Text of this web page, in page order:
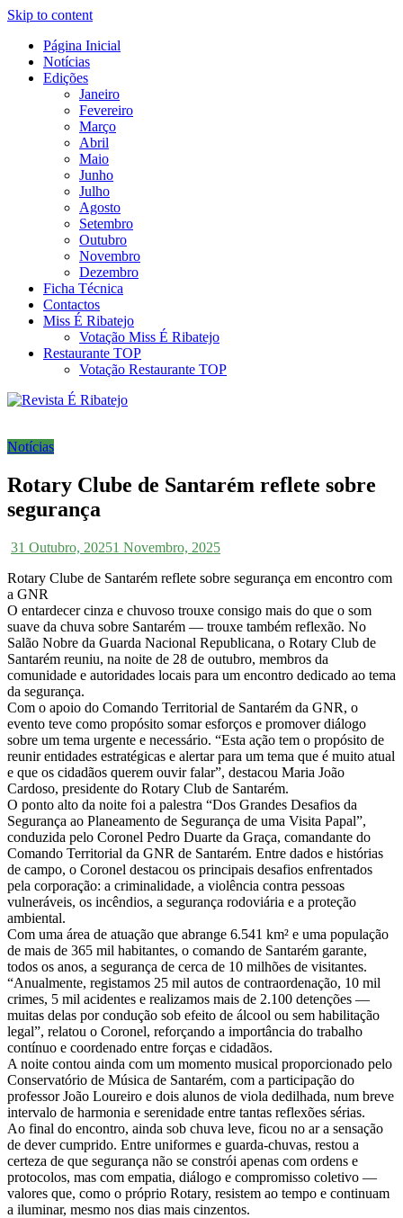
Skip to content
É Ribatejo – Revista Social
Online
Revista Social Online
Página Inicial
Notícias
Edições
Janeiro
Fevereiro
Março
Abril
Maio
Junho
Julho
Agosto
Setembro
Outubro
Novembro
Dezembro
Ficha Técnica
Contactos
Miss É Ribatejo
Votação Miss É Ribatejo
Restaurante TOP
Votação Restaurante TOP
Notícias
Rotary Clube de Santarém reflete sobre
segurança
31 Outubro, 20251 Novembro, 2025
Rotary Clube de Santarém reflete sobre segurança em encontro com
a GNR
O entardecer cinza e chuvoso trouxe consigo mais do que o som
suave da chuva sobre Santarém — trouxe também reflexão. No
Salão Nobre da Guarda Nacional Republicana, o Rotary Club de
Santarém reuniu, na noite de 28 de outubro, membros da
comunidade e autoridades locais para um encontro dedicado ao tema
da segurança.
Com o apoio do Comando Territorial de Santarém da GNR, o
evento teve como propósito somar esforços e promover diálogo
sobre um tema urgente e necessário. “Esta ação tem o propósito de
reunir entidades estratégicas e alertar para um tema que é muito atual
e que os cidadãos querem ouvir falar”, destacou Maria João
Cardoso, presidente do Rotary Club de Santarém.
O ponto alto da noite foi a palestra “Dos Grandes Desafios da
Segurança ao Planeamento de Segurança de uma Visita Papal”,
conduzida pelo Coronel Pedro Duarte da Graça, comandante do
Comando Territorial da GNR de Santarém. Entre dados e histórias
de campo, o Coronel destacou os principais desafios enfrentados
pela corporação: a criminalidade, a violência contra pessoas
vulneráveis, os incêndios, a segurança rodoviária e a proteção
ambiental.
Com uma área de atuação que abrange 6.541 km² e uma população
de mais de 365 mil habitantes, o comando de Santarém garante,
todos os anos, a segurança de cerca de 10 milhões de visitantes.
“Anualmente, registamos 25 mil autos de contraordenação, 10 mil
crimes, 5 mil acidentes e realizamos mais de 2.100 detenções —
muitas delas por condução sob efeito de álcool ou sem habilitação
legal”, relatou o Coronel, reforçando a importância do trabalho
contínuo e coordenado entre forças e cidadãos.
A noite contou ainda com um momento musical proporcionado pelo
Conservatório de Música de Santarém, com a participação do
professor João Loureiro e dois alunos de viola dedilhada, num breve
intervalo de harmonia e serenidade entre tantas reflexões sérias.
Ao final do encontro, ainda sob chuva leve, ficou no ar a sensação
de dever cumprido. Entre uniformes e guarda-chuvas, restou a
certeza de que segurança não se constrói apenas com ordens e
protocolos, mas com empatia, diálogo e compromisso coletivo —
valores que, como o próprio Rotary, resistem ao tempo e continuam
a iluminar, mesmo nos dias mais cinzentos.